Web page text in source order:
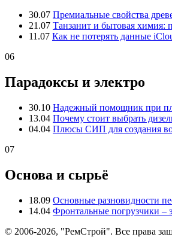
30.07 Премиальные свойства
21.07 Танзанит и бытовая химия:
11.07 Как не потерять данные
06
Парадоксы и электро
30.10 Надежный помощник при
13.04 Почему стоит выбрать
04.04 Плюсы СИП для создания
07
Основа и сырьё
18.09 Основные разновидности
14.04 Фронтальные погрузчики –
© 2006-2026, "РемСтрой". Все права